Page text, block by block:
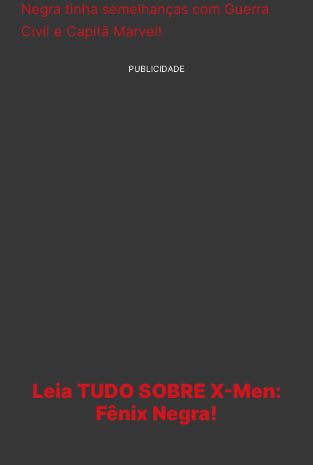
Negra tinha semelhanças com Guerra
Civil e Capitã Marvel!
PUBLICIDADE
Leia TUDO SOBRE X-Men:
Fênix Negra!